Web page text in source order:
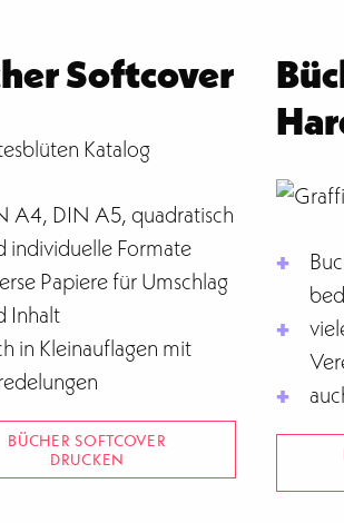
Softcover
A4, DIN A5, quadratisch
individuelle Formate
Papiere für Umschlag
Inhalt
in Kleinauflagen mit
BÜCHER SOFTCOVER
DRUCKEN